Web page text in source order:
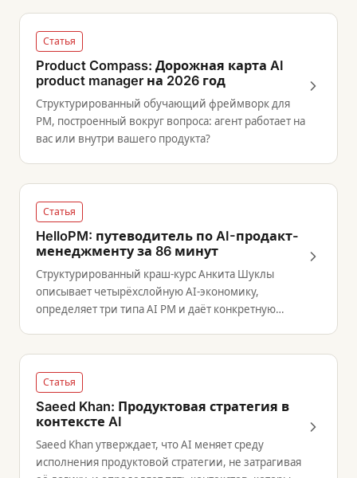
Статья
Product Compass: Дорожная карта AI
product manager на 2026 год
Структурированный обучающий фреймворк для
PM, построенный вокруг вопроса: агент работает на
вас или внутри вашего продукта?
Статья
HelloPM: путеводитель по AI-продакт-
менеджменту за 86 минут
Структурированный краш-курс Анкита Шуклы
описывает четырёхслойную AI-экономику,
определяет три типа AI PM и даёт конкретную
Статья
Saeed Khan: Продуктовая стратегия в
контексте AI
Saeed Khan утверждает, что AI меняет среду
исполнения продуктовой стратегии, не затрагивая